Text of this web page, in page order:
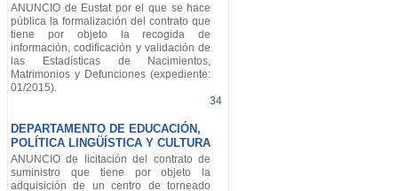
ANUNCIO de Eustat por el que se hace
pública la formalización del contrato que
tiene por objeto la recogida de
información, codificación y validación de
las Estadísticas de Nacimientos,
Matrimonios y Defunciones (expediente:
01/2015).
34
DEPARTAMENTO DE EDUCACIÓN,
POLÍTICA LINGÜÍSTICA Y CULTURA
ANUNCIO de licitación del contrato de
suministro que tiene por objeto la
adquisición de un centro de torneado